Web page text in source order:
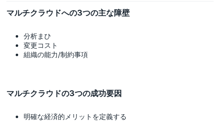
マルチクラウドへの3つの主な障壁
分析まひ
変更コスト
組織の能力/制約事項
マルチクラウドの3つの成功要因
明確な経済的メリットを定義する